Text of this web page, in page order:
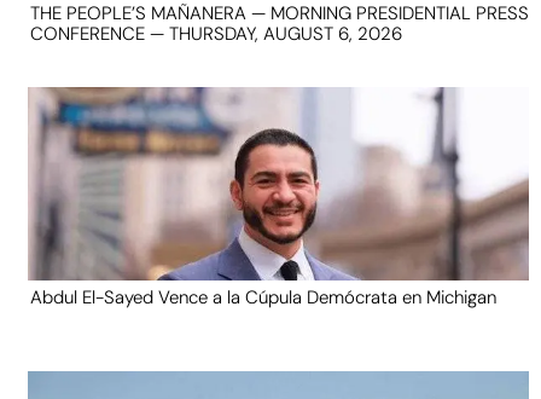
THE PEOPLE’S MAÑANERA — MORNING PRESIDENTIAL PRESS
CONFERENCE — THURSDAY, AUGUST 6, 2026
Abdul El-Sayed Vence a la Cúpula Demócrata en Michigan